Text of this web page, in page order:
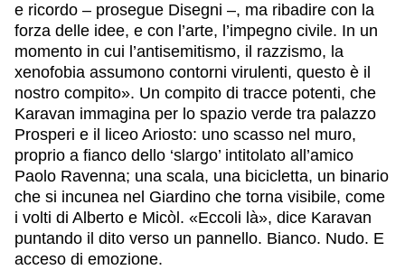
e ricordo – prosegue Disegni –, ma ribadire con la
forza delle idee, e con l’arte, l’impegno civile. In un
momento in cui l’antisemitismo, il razzismo, la
xenofobia assumono contorni virulenti, questo è il
nostro compito». Un compito di tracce potenti, che
Karavan immagina per lo spazio verde tra palazzo
Prosperi e il liceo Ariosto: uno scasso nel muro,
proprio a fianco dello ‘slargo’ intitolato all’amico
Paolo Ravenna; una scala, una bicicletta, un binario
che si incunea nel Giardino che torna visibile, come
i volti di Alberto e Micòl. «Eccoli là», dice Karavan
puntando il dito verso un pannello. Bianco. Nudo. E
acceso di emozione.